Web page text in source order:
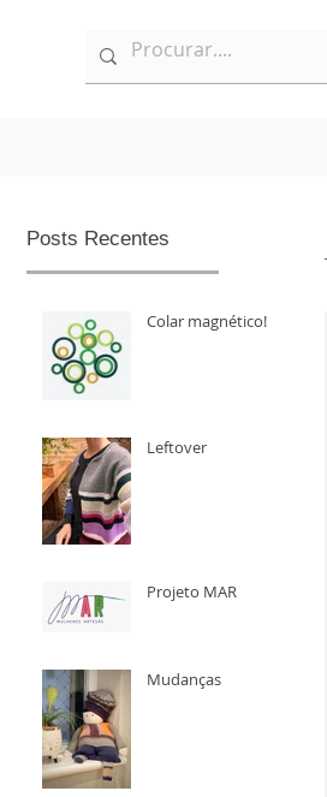
Posts Recentes
Colar magnético!
Leftover
Projeto MAR
Mudanças